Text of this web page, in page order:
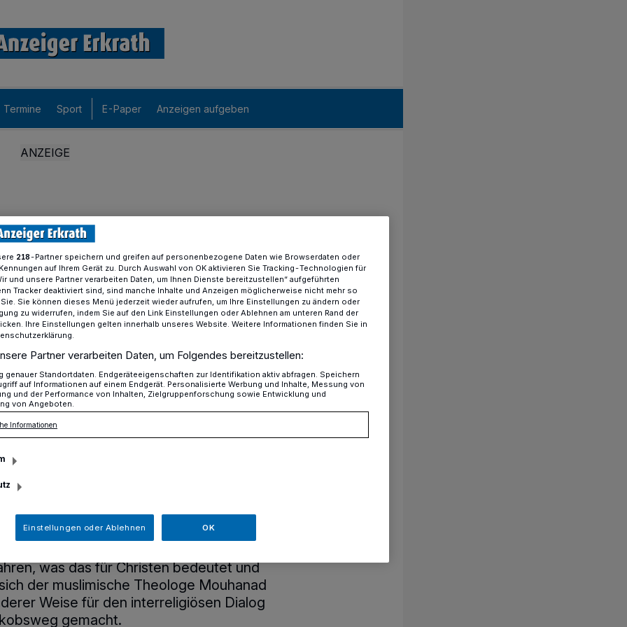
Termine Sport E-Paper Anzeigen aufgeben
Eine Pilgerreise über den Jakobsweg
Hochdahl informiert
über den
im Christentum und im Islam zum
was das für Christen bedeutet und
der muslimische Theologe Mouhanad
Weise für den interreligiösen Dialog
gemacht.
218-Partner speichern und greifen auf personenbezogene Daten wie Browserdaten oder
auf Ihrem Gerät zu. Durch Auswahl von OK aktivieren Sie Tracking-Technologien für
und unsere Partner verarbeiten Daten, um Ihnen Dienste bereitzustellen“ aufgeführten
Tracker deaktiviert sind, sind manche Inhalte und Anzeigen möglicherweise nicht mehr so
Sie können dieses Menü jederzeit wieder aufrufen, um Ihre Einstellungen zu ändern oder
zu widerrufen, indem Sie auf den Link Einstellungen oder Ablehnen am unteren Rand der
Ihre Einstellungen gelten innerhalb unseres Website. Weitere Informationen finden Sie in
Partner verarbeiten Daten, um Folgendes bereitzustellen:
genauer Standortdaten. Endgeräteeigenschaften zur Identifikation aktiv abfragen. Speichern
auf Informationen auf einem Endgerät. Personalisierte Werbung und Inhalte, Messung von
und der Performance von Inhalten, Zielgruppenforschung sowie Entwicklung und
von Angeboten.
Informationen
Einstellungen oder Ablehnen OK